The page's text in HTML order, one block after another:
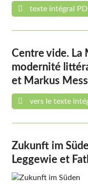
texte intégral
Centre vide. La
modernité
et Markus
vers le texte
Zukunft im
Leggewie et